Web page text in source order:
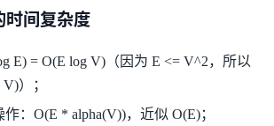
时间复杂度
E) = O(E log V)（因为 E <= V^2，所以
）；
作：O(E * alpha(V))，近似 O(E)；